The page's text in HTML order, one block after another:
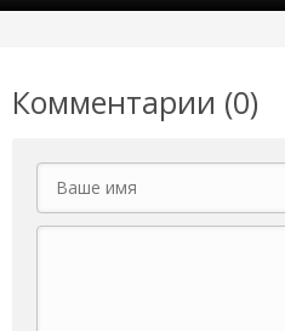
Комментарии (0)